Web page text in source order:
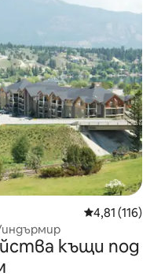
Средна
4,81 (116)
къщи под